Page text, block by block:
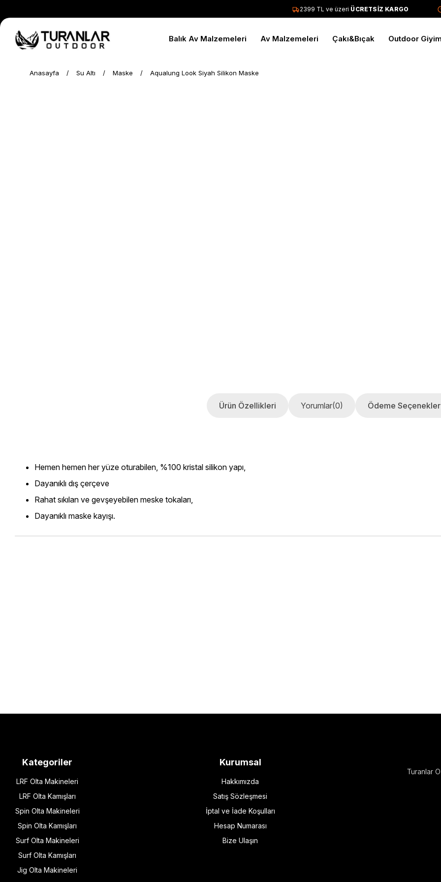
2399 TL ve üzeriÜCRETSİZ KARGO
Balık Av Malzemeleri Av Malzemeleri Çakı&Bıçak Outdoor
Anasayfa Su Altı Maske Aqualung Look Siyah Silikon Maske
Ürün Özellikleri Yorumlar(0) Ödeme
Hemen hemen her yüze oturabilen, %100 kristal silikon yapı,
Dayanıklı dış çerçeve
Rahat sıkılan ve gevşeyebilen meske tokaları,
Dayanıklı maske kayışı.
Kategoriler
LRF Olta Makineleri
LRF Olta Kamışları
Spin Olta Makineleri
Spin Olta Kamışları
Surf Olta Makineleri
Surf Olta Kamışları
Jig Olta Makineleri
Kurumsal
Hakkımızda
Satış Sözleşmesi
İptal ve İade Koşulları
Hesap Numarası
Bize Ulaşın
Turanlar